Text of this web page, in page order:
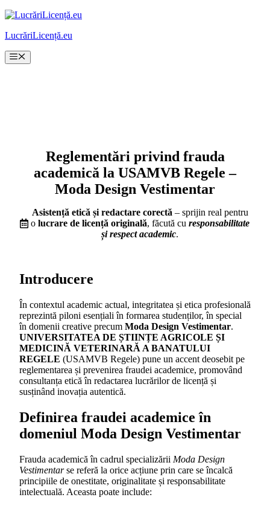
Sari
conținut
LucrăriLicență.eu
Meniu
Reglementări privind frauda
academică la USAMVB Regele –
Moda Design Vestimentar
Asistență etică și redactare corectă – sprijin real pentru
o lucrare de licență originală, făcută cu responsabilitate
și respect academic.
Introducere
În contextul academic actual, integritatea și etica profesională
reprezintă piloni esențiali în formarea studenților, în special
în domenii creative precum Moda Design Vestimentar.
UNIVERSITATEA DE ȘTIINȚE AGRICOLE ȘI
MEDICINĂ VETERINARĂ A BANATULUI
REGELE (USAMVB Regele) pune un accent deosebit pe
reglementarea și prevenirea fraudei academice, promovând
consultanța etică în redactarea lucrărilor de licență și
susținând inovația autentică.
Definirea fraudei academice în
domeniul Moda Design Vestimentar
Frauda academică în cadrul specializării Moda Design
Vestimentarse referă la orice acțiune prin care se încalcă
principiile de onestitate, originalitate și responsabilitate
intelectuală. Aceasta poate include: